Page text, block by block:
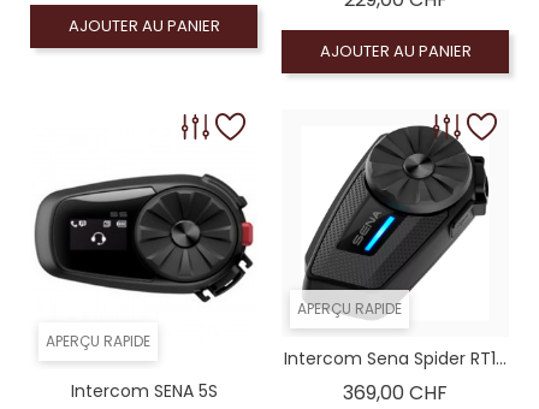
AJOUTER AU PANIER
AJOUTER AU PANIER
APERÇU RAPIDE
Intercom SENA 5S
APERÇU RAPIDE
Intercom Sena Spider RT1...
369,00 CHF